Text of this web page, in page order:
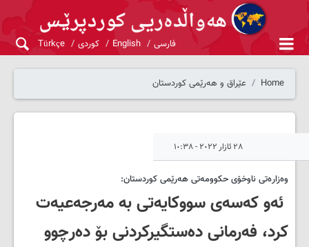
فارسی English کوردی Türkçe
Home عێراق و هەرێمی کوردستان
٢٨ ئازار ٢٠٢٢ - ١٠:٣٨
وەزارەتی ناوخۆی حکوومەتی هەرێمی کوردستان:
ئەو کەسەی سووکایەتی بە مەرجەعیەت
کرد، فەرمانی دەستگیرکردنی بۆ دەرچوو